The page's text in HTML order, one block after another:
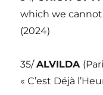
which we cannot
(2024)
35/ALVILDA
« C’est Déjà